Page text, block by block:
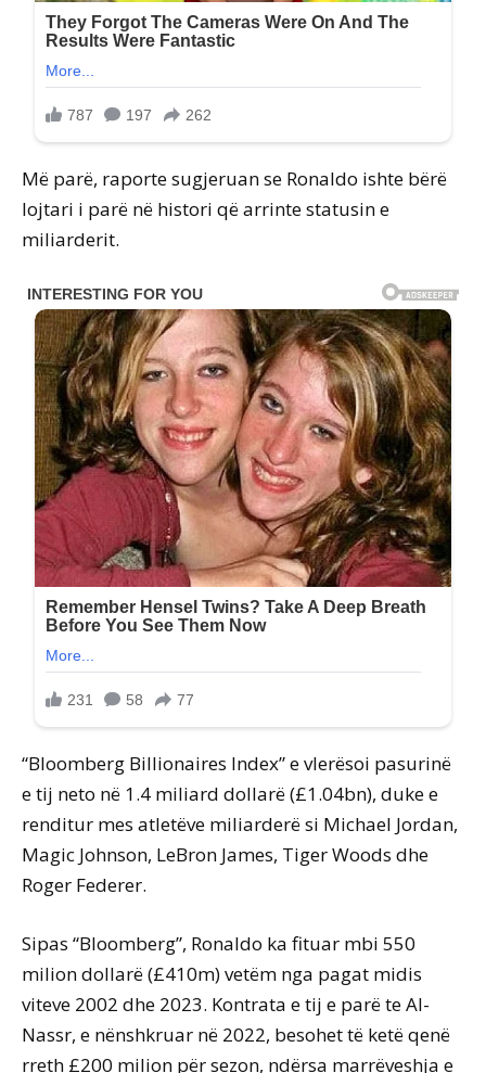
Më parë, raporte sugjeruan se Ronaldo ishte bërë
lojtari i parë në histori që arrinte statusin e
miliarderit.
“Bloomberg Billionaires Index” e vlerësoi pasurinë
e tij neto në 1.4 miliard dollarë (£1.04bn), duke e
renditur mes atletëve miliarderë si Michael Jordan,
Magic Johnson, LeBron James, Tiger Woods dhe
Roger Federer.
Sipas “Bloomberg”, Ronaldo ka fituar mbi 550
milion dollarë (£410m) vetëm nga pagat midis
viteve 2002 dhe 2023. Kontrata e tij e parë te Al-
Nassr, e nënshkruar në 2022, besohet të ketë qenë
rreth £200 milion për sezon, ndërsa marrëveshja e